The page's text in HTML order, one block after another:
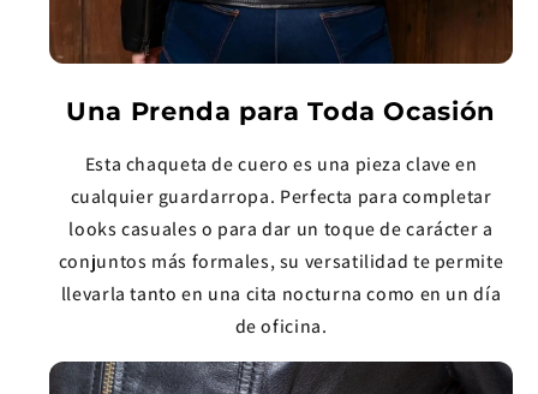
Una Prenda para Toda Ocasión
Esta chaqueta de cuero es una pieza clave en
cualquier guardarropa. Perfecta para completar
looks casuales o para dar un toque de carácter a
conjuntos más formales, su versatilidad te permite
llevarla tanto en una cita nocturna como en un día
de oficina.